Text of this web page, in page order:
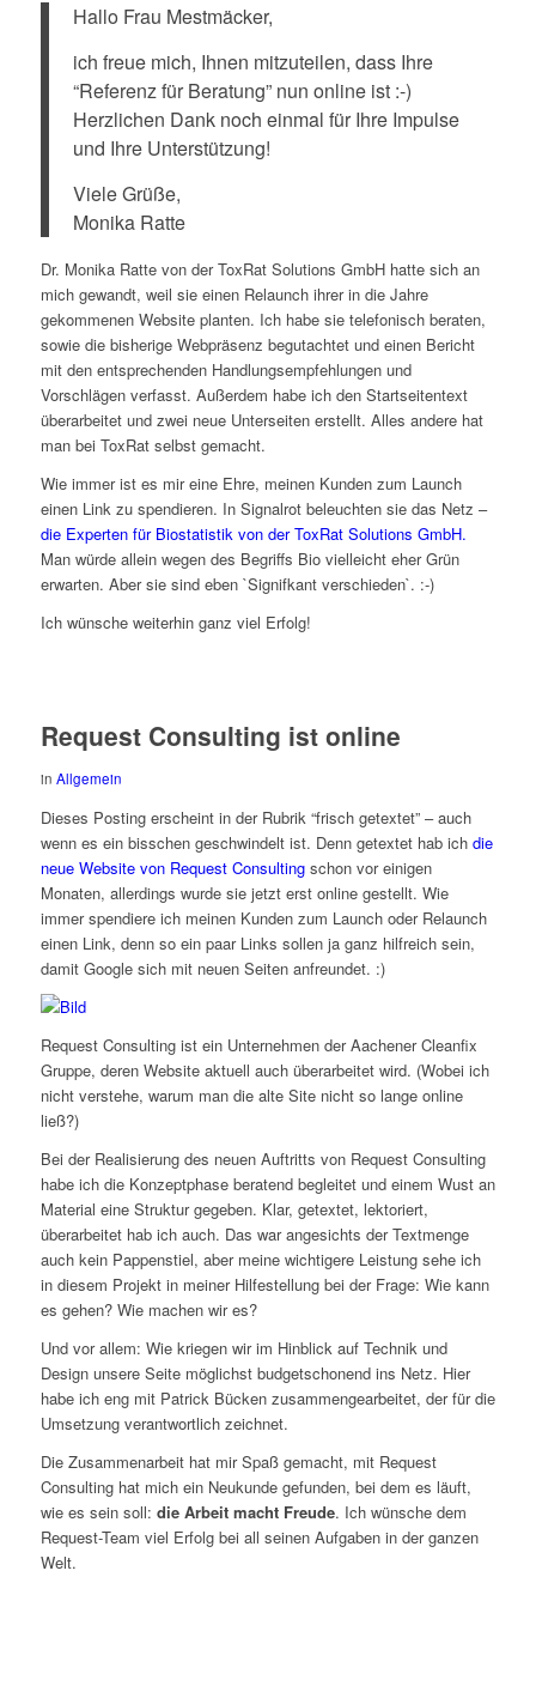
Hallo Frau Mestmäcker,
ich freue mich, Ihnen mitzuteilen, dass Ihre
“Referenz für Beratung” nun online ist :-)
Herzlichen Dank noch einmal für Ihre Impulse
und Ihre Unterstützung!
Viele Grüße,
Monika Ratte
Dr. Monika Ratte von der ToxRat Solutions GmbH hatte sich an
mich gewandt, weil sie einen Relaunch ihrer in die Jahre
gekommenen Website planten. Ich habe sie telefonisch beraten,
sowie die bisherige Webpräsenz begutachtet und einen Bericht
mit den entsprechenden Handlungsempfehlungen und
Vorschlägen verfasst. Außerdem habe ich den Startseitentext
überarbeitet und zwei neue Unterseiten erstellt. Alles andere hat
man bei ToxRat selbst gemacht.
Wie immer ist es mir eine Ehre, meinen Kunden zum Launch
einen Link zu spendieren. In Signalrot beleuchten sie das Netz –
die Experten für Biostatistik von der ToxRat Solutions GmbH.
Man würde allein wegen des Begriffs Bio vielleicht eher Grün
erwarten. Aber sie sind eben `Signifkant verschieden`. :-)
Ich wünsche weiterhin ganz viel Erfolg!
Request Consulting ist online
in Allgemein
Dieses Posting erscheint in der Rubrik “frisch getextet” – auch
wenn es ein bisschen geschwindelt ist. Denn getextet hab ich die
neue Website von Request Consultingschon vor einigen
Monaten, allerdings wurde sie jetzt erst online gestellt. Wie
immer spendiere ich meinen Kunden zum Launch oder Relaunch
einen Link, denn so ein paar Links sollen ja ganz hilfreich sein,
damit Google sich mit neuen Seiten anfreundet. :)
Request Consulting ist ein Unternehmen der Aachener Cleanfix
Gruppe, deren Website aktuell auch überarbeitet wird. (Wobei ich
nicht verstehe, warum man die alte Site nicht so lange online
ließ?)
Bei der Realisierung des neuen Auftritts von Request Consulting
habe ich die Konzeptphase beratend begleitet und einem Wust an
Material eine Struktur gegeben. Klar, getextet, lektoriert,
überarbeitet hab ich auch. Das war angesichts der Textmenge
auch kein Pappenstiel, aber meine wichtigere Leistung sehe ich
in diesem Projekt in meiner Hilfestellung bei der Frage: Wie kann
es gehen? Wie machen wir es?
Und vor allem: Wie kriegen wir im Hinblick auf Technik und
Design unsere Seite möglichst budgetschonend ins Netz. Hier
habe ich eng mit Patrick Bücken zusammengearbeitet, der für die
Umsetzung verantwortlich zeichnet.
Die Zusammenarbeit hat mir Spaß gemacht, mit Request
Consulting hat mich ein Neukunde gefunden, bei dem es läuft,
wie es sein soll: die Arbeit macht Freude. Ich wünsche dem
Request-Team viel Erfolg bei all seinen Aufgaben in der ganzen
Welt.